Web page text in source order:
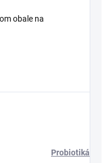
obale na
Probiotiká